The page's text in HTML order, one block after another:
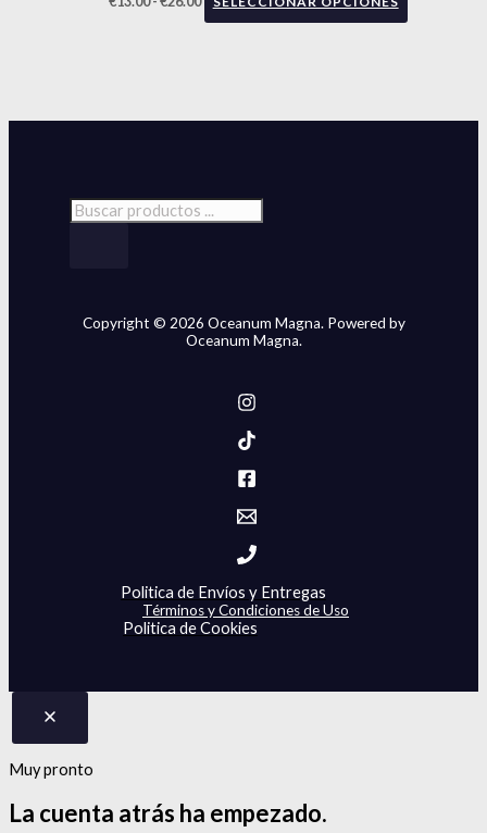
Copyright © 2026 Oceanum Magna. Powered by
Oceanum Magna.
Politica de Envíos y Entregas
Términos y Condiciones de Uso
Politica de Cookies
Muy pronto
La cuenta atrás ha empezado.